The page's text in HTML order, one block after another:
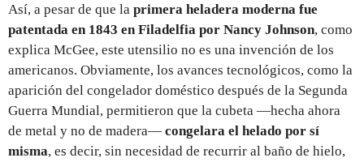
Así, a pesar de que la primera heladera moderna fue
patentada en 1843 en Filadelfia por Nancy Johnson, como
explica McGee, este utensilio no es una invención de los
americanos. Obviamente, los avances tecnológicos, como la
aparición del congelador doméstico después de la Segunda
Guerra Mundial, permitieron que la cubeta —hecha ahora
de metal y no de madera— congelara el helado por sí
misma, es decir, sin necesidad de recurrir al baño de hielo,